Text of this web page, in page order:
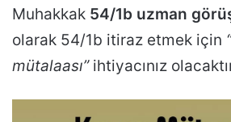
Muhakkak 54/1b uzman
olarak 54/1b itiraz etmek için
mütalaası”ihtiyacınız